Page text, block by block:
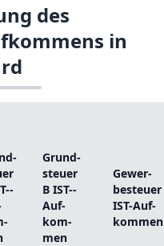
des
in
Grund­
steu­er
B IST-­
Auf­
kom­
men
Ge­wer­
be­steu­er
IST-­Auf­
kom­men